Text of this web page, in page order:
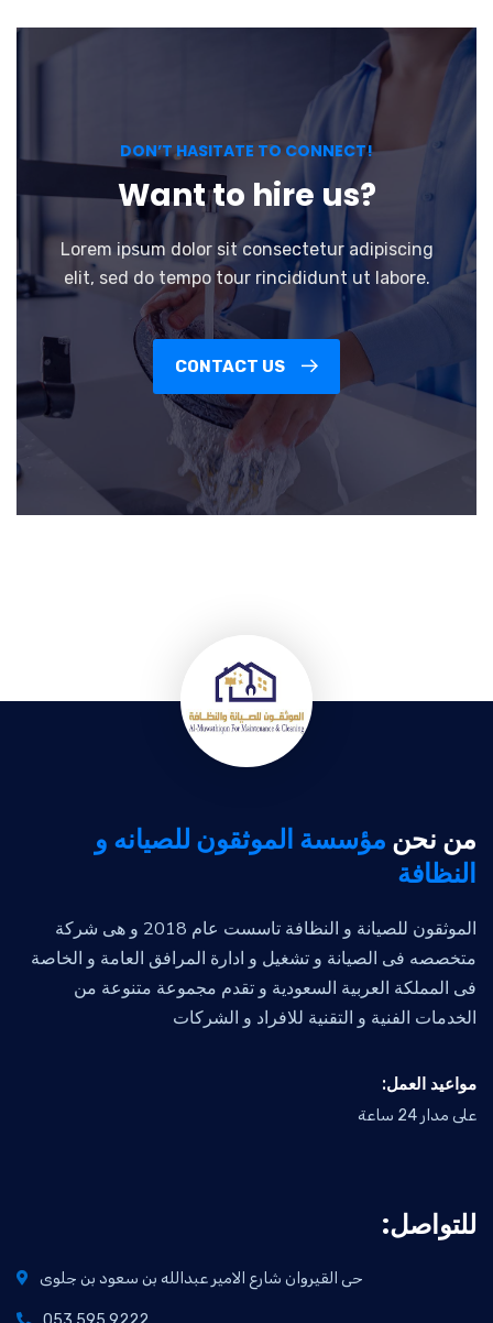
DON’T HASITATE TO CONNECT!
Want to hire us?
Lorem ipsum dolor sit consectetur adipiscing
elit, sed do tempo tour rincididunt ut labore.
CONTACT US
من نحن مؤسسة الموثقون للصيانه و
النظافة
الموثقون للصيانة و النظافة تاسست عام 2018 و هى شركة
متخصصه فى الصيانة و تشغيل و ادارة المرافق العامة و الخاصة
فى المملكة العربية السعودية و تقدم مجموعة متنوعة من
الخدمات الفنية و التقنية للافراد و الشركات
:مواعيد العمل
على مدار 24 ساعة
:للتواصل
حى القيروان شارع الامير عبدالله بن سعود بن جلوى